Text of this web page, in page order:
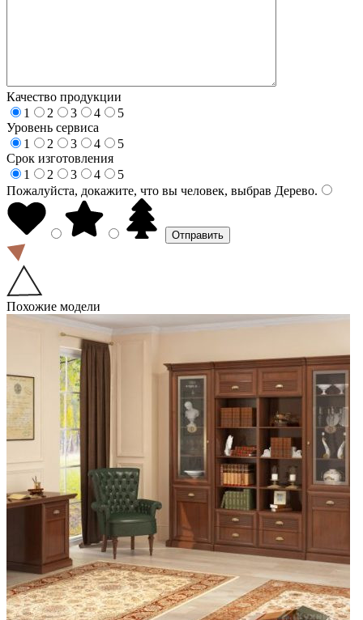
Качество продукции
1
2 3 4
5
Уровень сервиса
1
2 3 4
5
Срок изготовления
1
2 3 4
5
Пожалуйста, докажите, что вы человек, выбрав Дерево.
Похожие модели